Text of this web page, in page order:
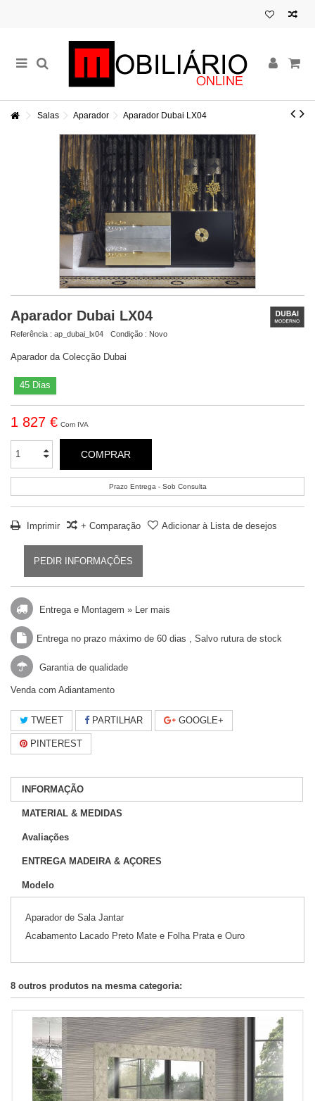
Salas Aparador Aparador Dubai LX04
Aparador Dubai LX04
Referência : ap_dubai_lx04 Condição : Novo
Aparador da Colecção Dubai
45 Dias
1 827 € Com IVA
COMPRAR
Prazo Entrega - Sob Consulta
Imprimir + Comparação Adicionar à Lista de desejos
PEDIR INFORMAÇÕES
Entrega e Montagem » Ler mais
Entrega no prazo máximo de 60 dias , Salvo rutura de stock
Garantia de qualidade
Venda com Adiantamento
TWEET PARTILHAR GOOGLE+
PINTEREST
INFORMAÇÃO
MATERIAL & MEDIDAS
Avaliações
ENTREGA MADEIRA & AÇORES
Modelo
Aparador de Sala Jantar
Acabamento Lacado Preto Mate e Folha Prata e Ouro
8 outros produtos na mesma categoria: